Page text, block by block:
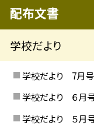
配布文書
学校だより
学校だより 7月号
学校だより ６月
学校だより ５月